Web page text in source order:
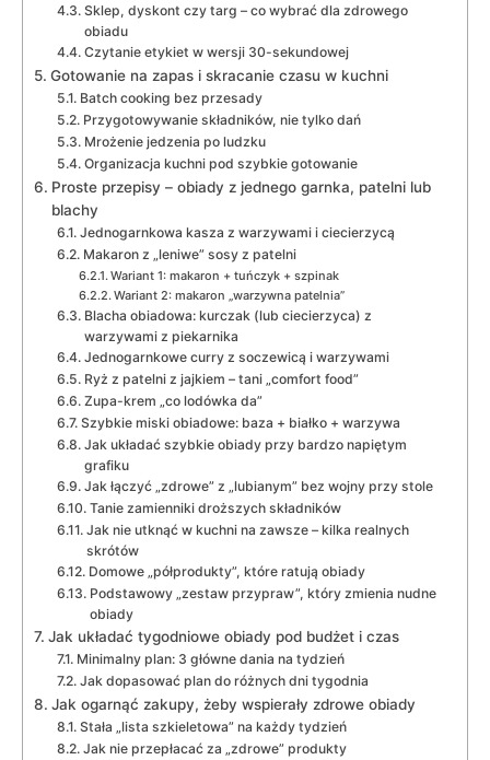
Sklep, dyskont czy targ – co wybrać dla zdrowego
obiadu
Czytanie etykiet w wersji 30-sekundowej
Gotowanie na zapas i skracanie czasu w kuchni
Batch cooking bez przesady
Przygotowywanie składników, nie tylko dań
Mrożenie jedzenia po ludzku
Organizacja kuchni pod szybkie gotowanie
Proste przepisy – obiady z jednego garnka, patelni lub
blachy
Jednogarnkowa kasza z warzywami i ciecierzycą
Makaron z „leniwe” sosy z patelni
Wariant 1: makaron + tuńczyk + szpinak
Wariant 2: makaron „warzywna patelnia”
Blacha obiadowa: kurczak (lub ciecierzyca) z
warzywami z piekarnika
Jednogarnkowe curry z soczewicą i warzywami
Ryż z patelni z jajkiem – tani „comfort food”
Zupa-krem „co lodówka da”
Szybkie miski obiadowe: baza + białko + warzywa
Jak układać szybkie obiady przy bardzo napiętym
grafiku
Jak łączyć „zdrowe” z „lubianym” bez wojny przy stole
Tanie zamienniki droższych składników
Jak nie utknąć w kuchni na zawsze – kilka realnych
skrótów
Domowe „półprodukty”, które ratują obiady
Podstawowy „zestaw przypraw”, który zmienia nudne
obiady
Jak układać tygodniowe obiady pod budżet i czas
Minimalny plan: 3 główne dania na tydzień
Jak dopasować plan do różnych dni tygodnia
Jak ogarnąć zakupy, żeby wspierały zdrowe obiady
Stała „lista szkieletowa” na każdy tydzień
Jak nie przepłacać za „zdrowe” produkty